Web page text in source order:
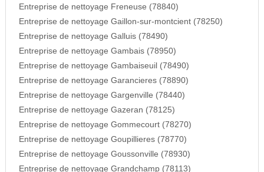
Entreprise de nettoyage Freneuse (78840)
Entreprise de nettoyage Gaillon-sur-montcient (78250)
Entreprise de nettoyage Galluis (78490)
Entreprise de nettoyage Gambais (78950)
Entreprise de nettoyage Gambaiseuil (78490)
Entreprise de nettoyage Garancieres (78890)
Entreprise de nettoyage Gargenville (78440)
Entreprise de nettoyage Gazeran (78125)
Entreprise de nettoyage Gommecourt (78270)
Entreprise de nettoyage Goupillieres (78770)
Entreprise de nettoyage Goussonville (78930)
Entreprise de nettoyage Grandchamp (78113)